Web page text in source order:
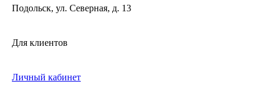
Подольск, ул. Северная, д. 13
Для клиентов
Личный кабинет